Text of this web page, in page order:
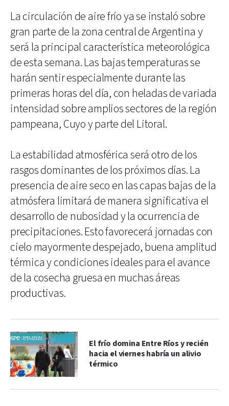
La circulación de aire frío ya se instaló sobre
gran parte de la zona central de Argentina y
será la principal característica meteorológica
de esta semana. Las bajas temperaturas se
harán sentir especialmente durante las
primeras horas del día, con heladas de variada
intensidad sobre amplios sectores de la región
pampeana, Cuyo y parte del Litoral.
La estabilidad atmosférica será otro de los
rasgos dominantes de los próximos días. La
presencia de aire seco en las capas bajas de la
atmósfera limitará de manera significativa el
desarrollo de nubosidad y la ocurrencia de
precipitaciones. Esto favorecerá jornadas con
cielo mayormente despejado, buena amplitud
térmica y condiciones ideales para el avance
de la cosecha gruesa en muchas áreas
productivas.
El frío domina Entre Ríos y recién
hacia el viernes habría un alivio
térmico